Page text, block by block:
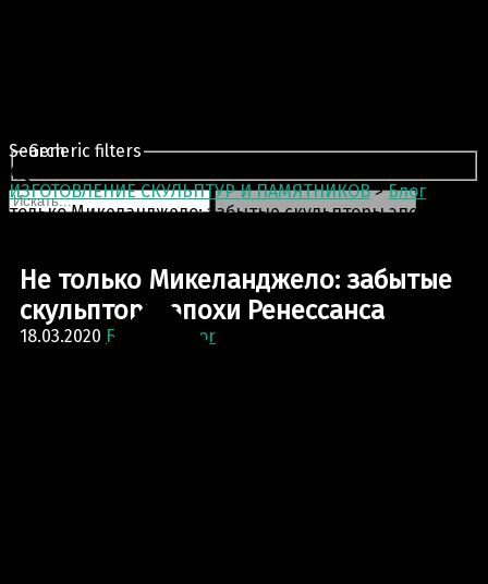
Search
Generic filters
ИЗГОТОВЛЕНИЕ СКУЛЬПТУР И ПАМЯТНИКОВ>Блог>
только Микеланджело: забытые скульпторы эпохи
Не только Микеланджело: забытые
скульпторы эпохи Ренессанса
18.03.2020 Блог Sculptor